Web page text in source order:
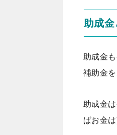
助成
助成金
補助金
助成金
ばお金は